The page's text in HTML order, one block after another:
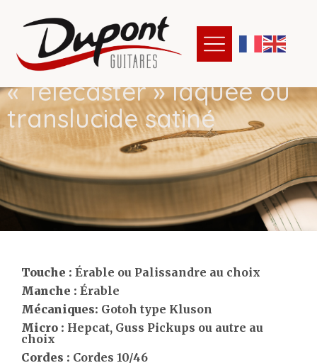
« Telecaster » laquée ou
translucide satiné
Touche : Érable ou Palissandre au choix
Manche : Érable
Mécaniques: Gotoh type Kluson
Micro : Hepcat, Guss Pickups ou autre au
choix
Cordes : Cordes 10/46